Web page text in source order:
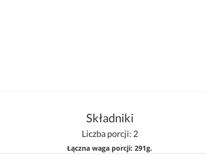
Składniki
Liczba porcji: 2
Łączna waga porcji: 291g.